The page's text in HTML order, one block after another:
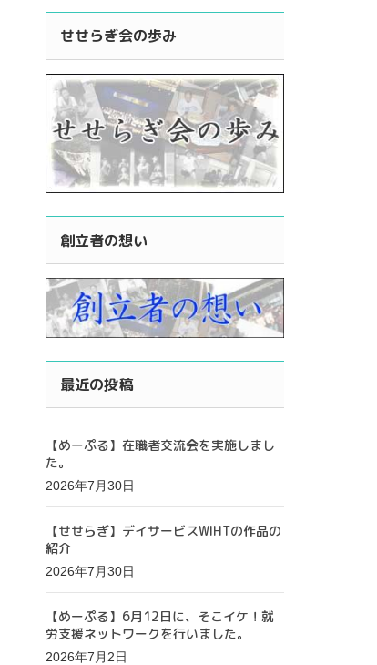
せせらぎ会の歩み
創立者の想い
最近の投稿
【めーぷる】在職者交流会を実施しまし
た。
2026年7月30日
【せせらぎ】デイサービスWIHTの作品の
紹介
2026年7月30日
【めーぷる】6月12日に、そこイケ！就
労支援ネットワークを行いました。
2026年7月2日